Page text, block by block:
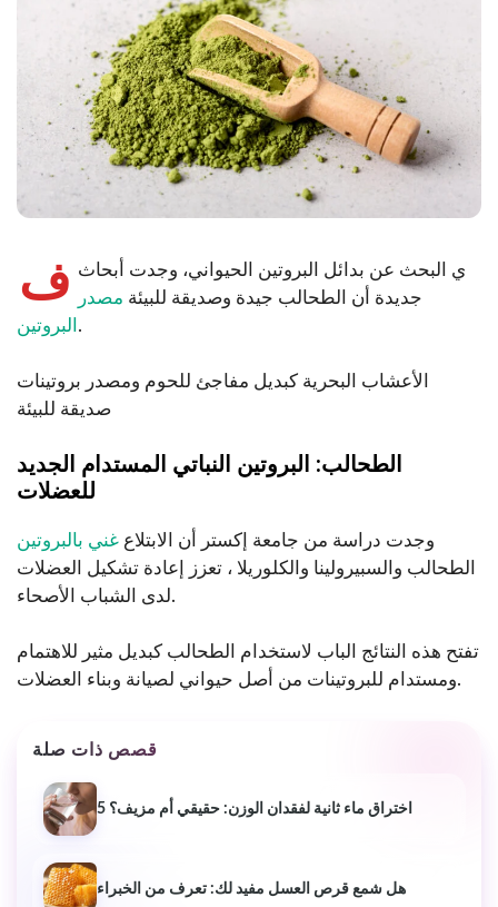
ف ي البحث عن بدائل البروتين الحيواني، وجدت أبحاث
جديدة أن الطحالب جيدة وصديقة للبيئة مصدر
البروتين .
الأعشاب البحرية كبديل مفاجئ للحوم ومصدر بروتينات
صديقة للبيئة
الطحالب: البروتين النباتي المستدام الجديد
للعضلات
وجدت دراسة من جامعة إكستر أن الابتلاع غني بالبروتين
الطحالب والسبيرولينا والكلوريلا ، تعزز إعادة تشكيل العضلات
لدى الشباب الأصحاء.
تفتح هذه النتائج الباب لاستخدام الطحالب كبديل مثير للاهتمام
ومستدام للبروتينات من أصل حيواني لصيانة وبناء العضلات.
قصص ذات صلة
5 اختراق ماء ثانية لفقدان الوزن: حقيقي أم مزيف؟
هل شمع قرص العسل مفيد لك: تعرف من الخبراء